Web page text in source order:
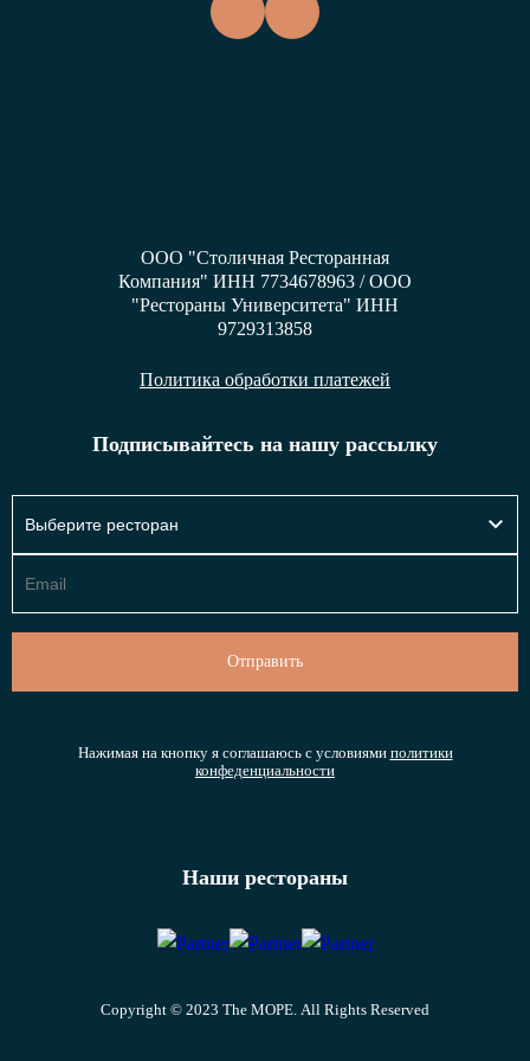
Наши рестораны
ООО "Столичная Ресторанная
Компания" ИНН 7734678963 / ООО
"Рестораны Университета" ИНН
9729313858
Политика обработки платежей
Подписывайтесь на нашу рассылку
Нажимая на кнопку я соглашаюсь с условиями политики
конфеденциальности
Copyright © 2023 The МОРЕ. All Rights Reserved